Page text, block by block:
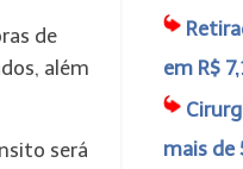
de
além
será
em R$
mais de